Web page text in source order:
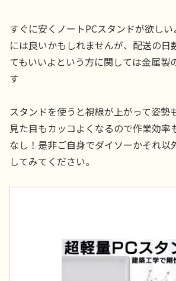
すぐに安くノートPCスタンドが欲し
には良いかもしれませんが、配送の日
てもいいよという方に関しては金属製
す
スタンドを使うと視線が上がって姿勢
見た目もカッコよくなるので作業効率
なし！是非ご自身でダイソーかそれ以
してみてください。